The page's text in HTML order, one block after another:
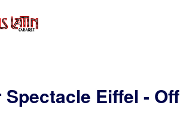
Spectacle Eiffel -